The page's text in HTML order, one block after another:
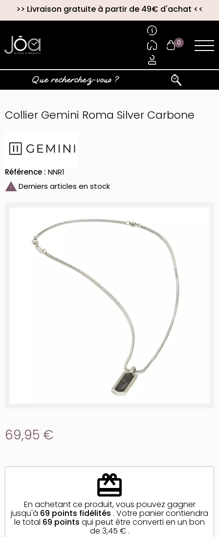
>> Livraison gratuite à partir de 49€ d'achat <<
0
Collier Gemini Roma Silver Carbone
Référence : NNR1
 Derniers articles en stock
69,95 €
redeem
En achetant ce produit, vous pouvez gagner
jusqu'à 69 points fidélités . Votre panier contiendra
le total 69 points qui peut être converti en un bon
de 3,45 €.